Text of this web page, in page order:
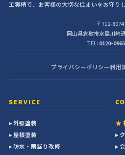
工実績で、お客様の大切な住まいをお守りし
〒712-8074
岡山県倉敷市水島川崎
TEL: 0120-
プライバシーポリシー利用
SERVICE
▸ 外壁塗装
▸ 屋根塗装
▸ 防水・雨漏り改修
▸
▸